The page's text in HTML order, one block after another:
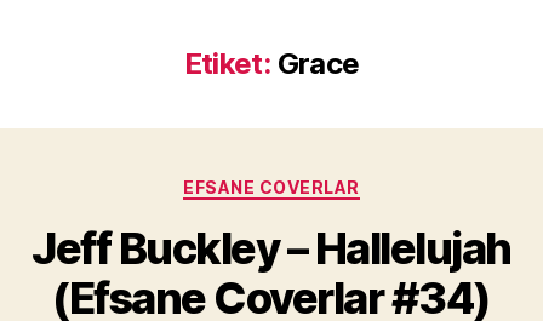
Etiket: Grace
Kategoriler
EFSANE COVERLAR
Jeff Buckley – Hallelujah
(Efsane Coverlar #34)
z
a
r
u